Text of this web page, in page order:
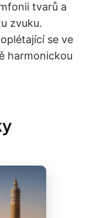
tvarů a
zvuku.
se ve
harmonickou